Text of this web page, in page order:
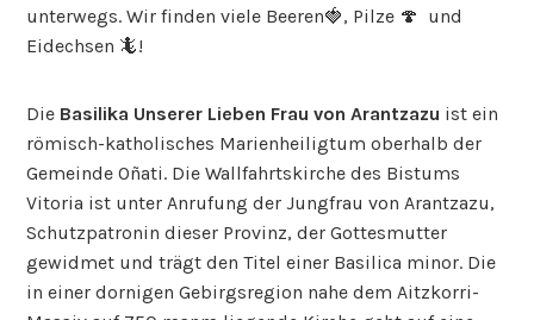
unterwegs. Wir finden viele Beeren🍓, Pilze 🍄 und
Eidechsen 🦎!
Die Basilika Unserer Lieben Frau von Arantzazu ist ein
römisch-katholisches Marienheiligtum oberhalb der
Gemeinde Oñati. Die Wallfahrtskirche des Bistums
Vitoria ist unter Anrufung der Jungfrau von Arantzazu,
Schutzpatronin dieser Provinz, der Gottesmutter
gewidmet und trägt den Titel einer Basilica minor. Die
in einer dornigen Gebirgsregion nahe dem Aitzkorri-